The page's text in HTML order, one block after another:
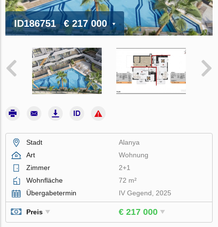
ID186751 € 217 000
Stadt
Alanya
Art
Wohnung
Zimmer
2+1
Wohnfläche
72 m²
Übergabetermin
IV Gegend, 2025
Preis € 217 000